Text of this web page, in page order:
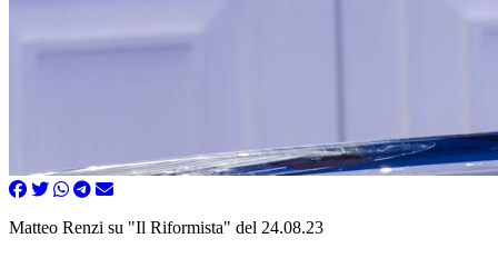
Matteo Renzi su "Il Riformista" del 24.08.23